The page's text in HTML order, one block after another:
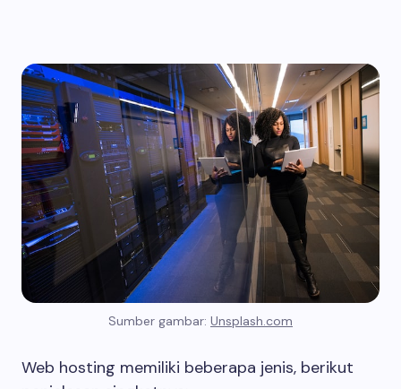
Sumber gambar: Unsplash.com
Web hosting memiliki beberapa jenis, berikut